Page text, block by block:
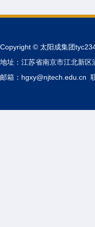
Copyright © 太阳成集团
地址：江苏省南京市江北新
邮箱：hgxy@njtech.edu.cn